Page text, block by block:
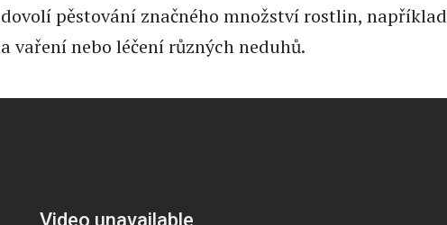
pěstování značného množství rostlin, například
vaření nebo léčení různých neduhů.